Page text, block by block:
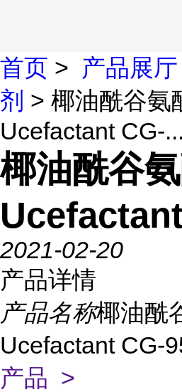
首页 > 产品展厅
剂 > 椰油酰谷氨
Ucefactant CG-...
椰油酰谷氨
2021-02-20
产品详情
产品名称椰油酰
Ucefactant CG-
产品 >